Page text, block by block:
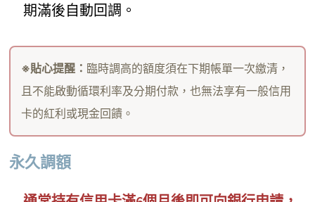
期滿後自動回調。
※貼心提醒： 臨時調高的額度須在下期帳單一次繳清，
且不能啟動循環利率及分期付款，也無法享有一般信用
卡的紅利或現金回饋。
永久調額